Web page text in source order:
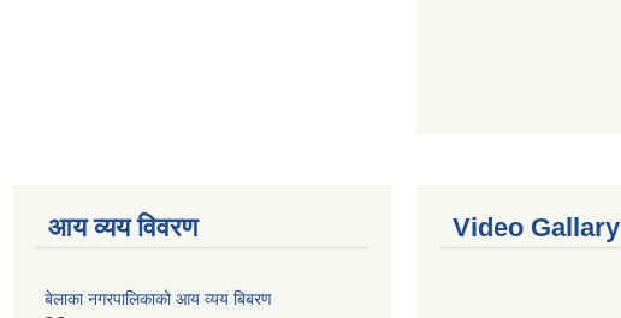
आय व्यय विवरण
बेलाका नगरपालिकाको आय व्यय बिबरण
Video Gallary